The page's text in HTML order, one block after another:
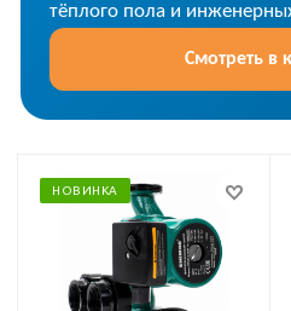
тёплого пола и
Смотреть в
НОВИНКА